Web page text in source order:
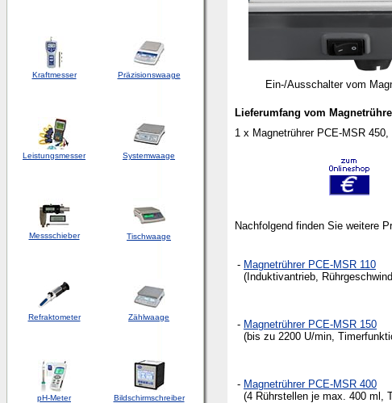
Kraftmesser Präzisionswaage
Leistungsmesser Systemwaage
Messschieber Tischwaage
Refraktometer Zählwaage
pH-Meter Bildschirmschreiber
Ein-/Ausschalter vom
Lieferumfang vom
1 x Magnetrührer PCE-MSR
Nachfolgend finden Sie weitere
- Magnetrührer PCE-MSR 110
(Induktivantrieb,
- Magnetrührer PCE-MSR 150
(bis zu 2200 U/min,
- Magnetrührer PCE-MSR 400
(4 Rührstellen je max. 400 ml,